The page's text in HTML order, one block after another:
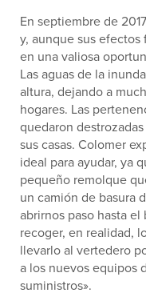
En septiembre de
y, aunque sus
en una valiosa
Las aguas de la
altura, dejando a
hogares. Las
quedaron
sus casas. Colomer
ideal para ayudar, ya
pequeño remolque
un camión de basura
abrirnos paso hasta el
recoger, en realidad,
llevarlo al vertedero
a los nuevos equipos
suministros».